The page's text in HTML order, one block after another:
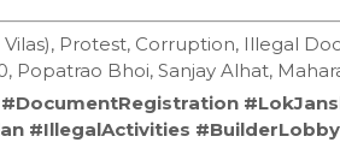
Protest, Corruption, Illegal
Popatrao Bhoi, Sanjay Alhat,
#IllegalActivities